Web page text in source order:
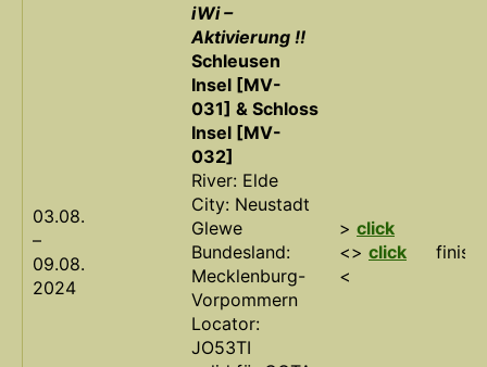
03.08.
–
09.08.
2024
iWi –
Aktivierung !!
Schleusen
Insel [MV-
031] & Schloss
Insel [MV-
032]
River: Elde
City: Neustadt
Glewe
Bundesland:
Mecklenburg-
Vorpommern
Locator:
JO53TI
> click
<> click
<
finish